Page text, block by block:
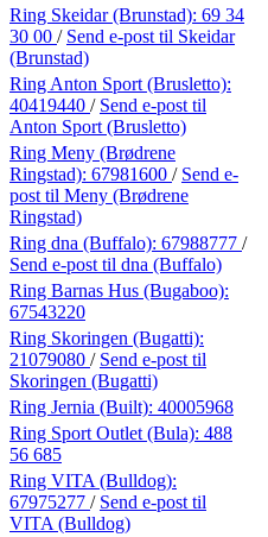
Ring Skeidar (Brunstad): 69 34
30 00 / Send e-post til Skeidar
(Brunstad)
Ring Anton Sport (Brusletto):
40419440 / Send e-post til
Anton Sport (Brusletto)
Ring Meny (Brødrene
Ringstad): 67981600 / Send e-
post til Meny (Brødrene
Ringstad)
Ring dna (Buffalo): 67988777 /
Send e-post til dna (Buffalo)
Ring Barnas Hus (Bugaboo):
67543220
Ring Skoringen (Bugatti):
21079080 / Send e-post til
Skoringen (Bugatti)
Ring Jernia (Built): 40005968
Ring Sport Outlet (Bula): 488
56 685
Ring VITA (Bulldog):
67975277 / Send e-post til
VITA (Bulldog)